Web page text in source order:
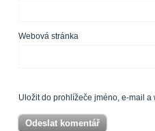
Webová stránka
Uložit do prohlížeče jméno, e-mail